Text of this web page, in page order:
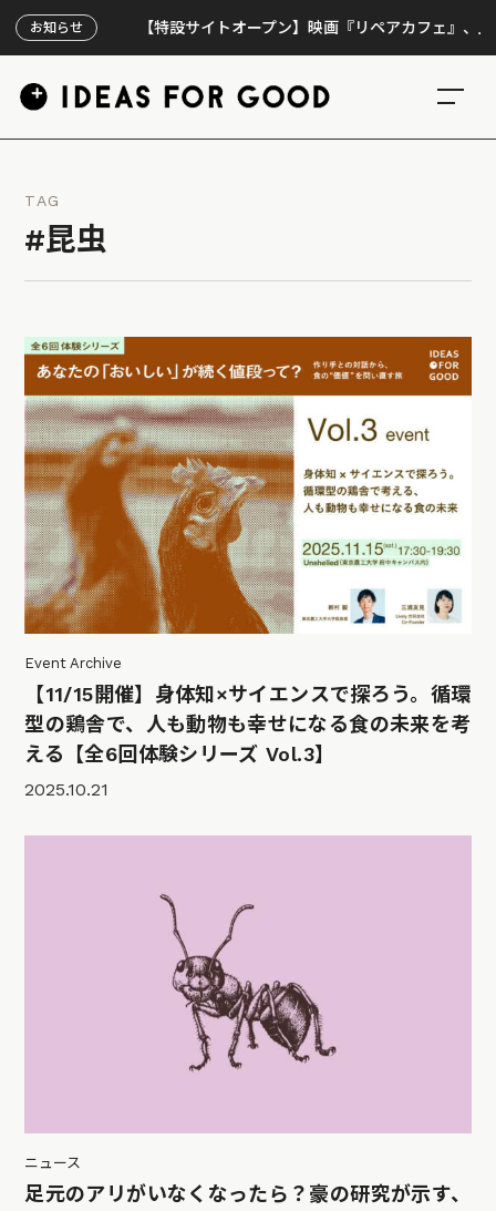
お知らせ【特設サイトオープン】映画『リペアカフェ』、上映300
TAG
#昆虫
Event Archive
【11/15開催】身体知×サイエンスで探ろう。循環
型の鶏舎で、人も動物も幸せになる食の未来を考
える【全6回体験シリーズ Vol.3】
2025.10.21
ニュース
足元のアリがいなくなったら？豪の研究が示す、